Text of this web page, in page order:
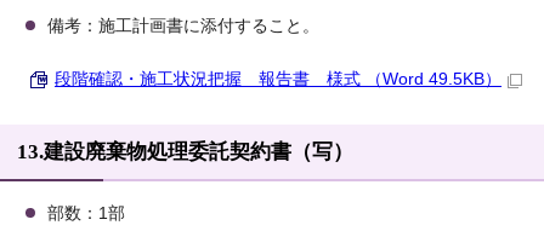
備考：施工計画書に添付すること。
段階確認・施工状況把握 報告書 様式 （Word 49.5KB）
13.建設廃棄物処理委託契約書（写）
部数：1部